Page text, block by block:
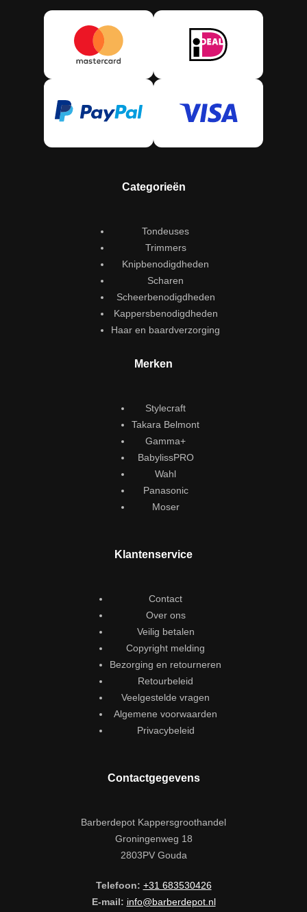
Categorieën
Tondeuses
Trimmers
Knipbenodigdheden
Scharen
Scheerbenodigdheden
Kappersbenodigdheden
Haar en baardverzorging
Merken
Stylecraft
Takara Belmont
Gamma+
BabylissPRO
Wahl
Panasonic
Moser
Klantenservice
Contact
Over ons
Veilig betalen
Copyright melding
Bezorging en retourneren
Retourbeleid
Veelgestelde vragen
Algemene voorwaarden
Privacybeleid
Contactgegevens
Barberdepot Kappersgroothandel
Groningenweg 18
2803PV Gouda
Telefoon: +31 683530426
E-mail: info@barberdepot.nl